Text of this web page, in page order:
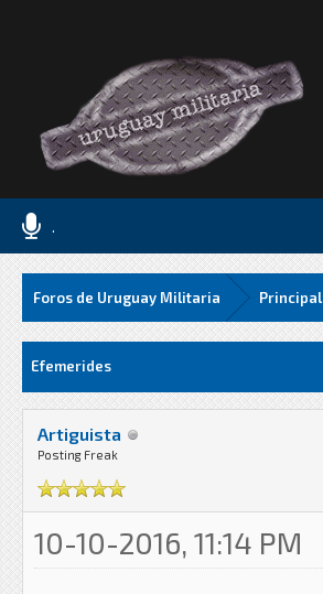
.
Foros de Uruguay Militaria Principal
Efemerides
Artiguista
Posting Freak
10-10-2016, 11:14 PM